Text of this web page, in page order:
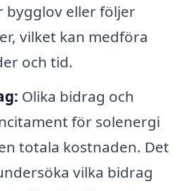
bygglov eller följer
vilket kan medföra
och tid.
Olika bidrag och
för solenergi
totala kostnaden. Det
vilka bidrag